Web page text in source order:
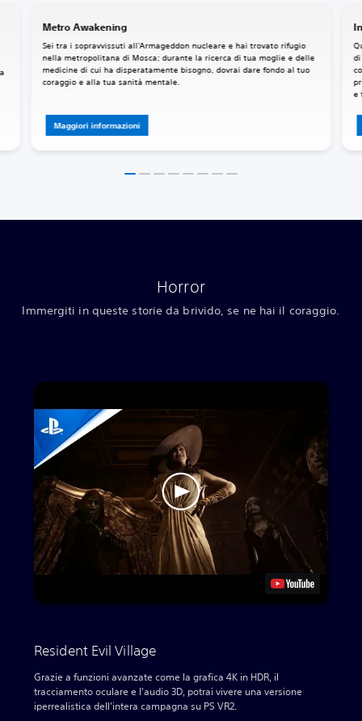
Metro Awakening
Sei tra i sopravvissuti all'Armageddon nucleare e hai trovato rifugio
nella metropolitana di Mosca; durante la ricerca di tua moglie e delle
medicine di cui ha disperatamente bisogno, dovrai dare fondo al tuo
coraggio e alla tua sanità mentale.
Maggiori informazioni
e
Horror
Immergiti in queste storie da brivido, se ne hai il coraggio.
Resident Evil Village
Grazie a funzioni avanzate come la grafica 4K in HDR, il
tracciamento oculare e l'audio 3D, potrai vivere una versione
iperrealistica dell'intera campagna su PS VR2.‎